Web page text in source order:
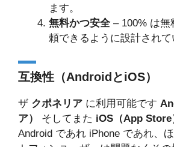
ます。
無料かつ安全– 100% は無
頼できるように設計されて
互換性（AndroidとiOS）
ザ クポネリア に利用可能です
ア）
そしてまた iOS（App Store
Android であれ iPhone であれ、